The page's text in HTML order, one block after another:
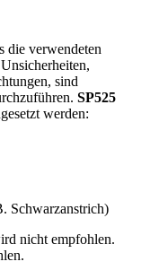
die verwendeten
sind
SP525
werden:
Schwarzanstrich)
nicht empfohlen.